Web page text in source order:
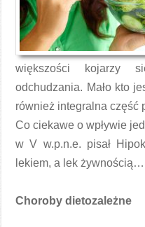
większości kojarzy
odchudzania. Mało kto
również integralna część
Co ciekawe o wpływie
w V w.p.n.e. pisał
lekiem, a lek
Choroby dietozależne